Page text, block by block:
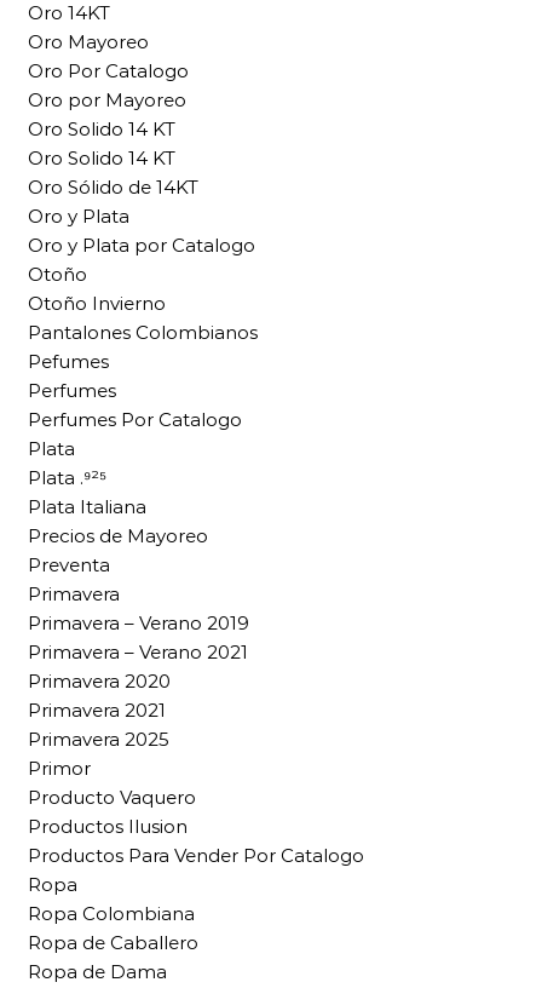
Oro 14KT
Oro Mayoreo
Oro Por Catalogo
Oro por Mayoreo
Oro Solido 14 KT
Oro Solido 14 KT
Oro Sólido de 14KT
Oro y Plata
Oro y Plata por Catalogo
Otoño
Otoño Invierno
Pantalones Colombianos
Pefumes
Perfumes
Perfumes Por Catalogo
Plata
Plata .⁹²⁵
Plata Italiana
Precios de Mayoreo
Preventa
Primavera
Primavera – Verano 2019
Primavera – Verano 2021
Primavera 2020
Primavera 2021
Primavera 2025
Primor
Producto Vaquero
Productos Ilusion
Productos Para Vender Por Catalogo
Ropa
Ropa Colombiana
Ropa de Caballero
Ropa de Dama